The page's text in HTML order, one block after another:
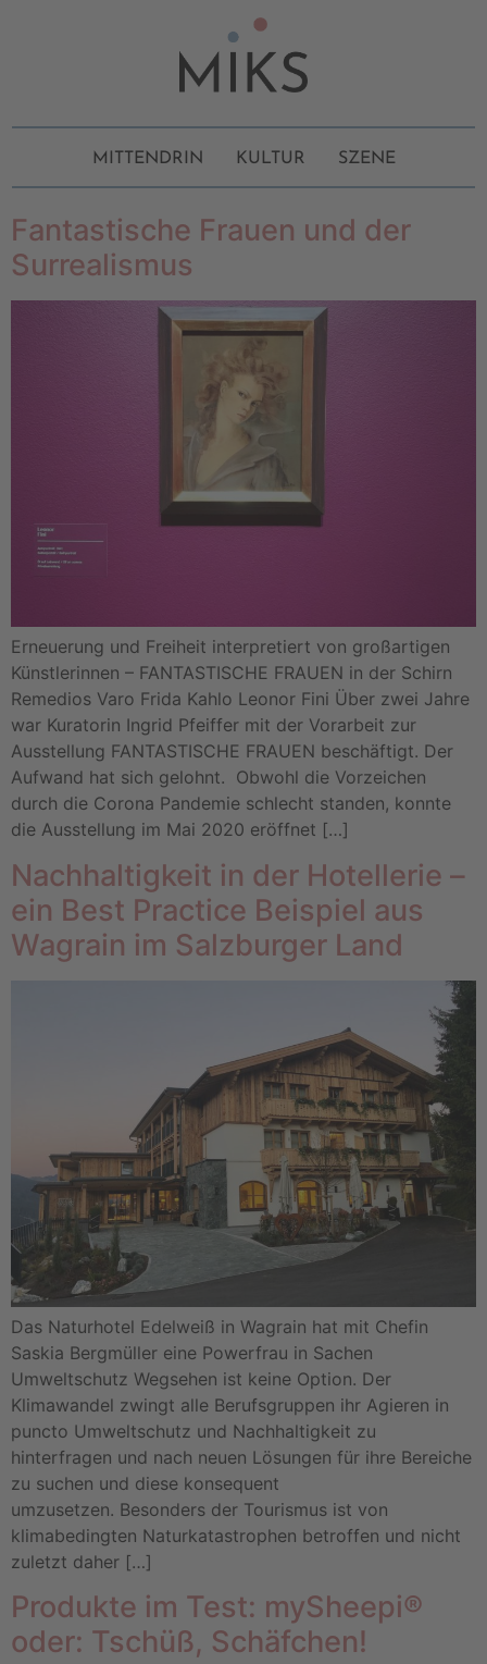
MITTENDRIN KULTUR SZENE
Fantastische Frauen und der
Surrealismus
Erneuerung und Freiheit interpretiert von großartigen
Künstlerinnen – FANTASTISCHE FRAUEN in der Schirn
Remedios Varo Frida Kahlo Leonor Fini Über zwei Jahre
war Kuratorin Ingrid Pfeiffer mit der Vorarbeit zur
Ausstellung FANTASTISCHE FRAUEN beschäftigt. Der
Aufwand hat sich gelohnt. Obwohl die Vorzeichen
durch die Corona Pandemie schlecht standen, konnte
die Ausstellung im Mai 2020 eröffnet […]
Nachhaltigkeit in der Hotellerie –
ein Best Practice Beispiel aus
Wagrain im Salzburger Land
Das Naturhotel Edelweiß in Wagrain hat mit Chefin
Saskia Bergmüller eine Powerfrau in Sachen
Umweltschutz Wegsehen ist keine Option. Der
Klimawandel zwingt alle Berufsgruppen ihr Agieren in
puncto Umweltschutz und Nachhaltigkeit zu
hinterfragen und nach neuen Lösungen für ihre Bereiche
zu suchen und diese konsequent
umzusetzen. Besonders der Tourismus ist von
klimabedingten Naturkatastrophen betroffen und nicht
zuletzt daher […]
Produkte im Test: mySheepi®
oder: Tschüß, Schäfchen!